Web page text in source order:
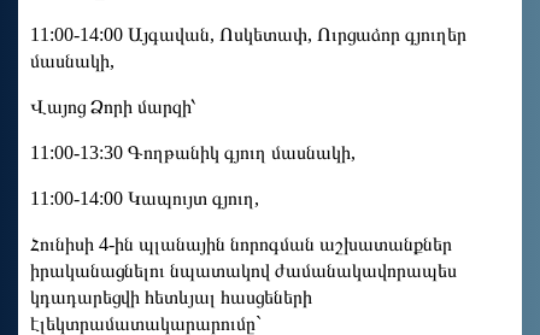
11:00-14:00 Այգավան, Ոսկետափ, Ուրցաձոր գյուղեր
մասնակի,
Վայոց Ձորի մարզի՝
11:00-13:30 Գողթանիկ գյուղ մասնակի,
11:00-14:00 Կապույտ գյուղ,
Հունիսի 4-ին պլանային նորոգման աշխատանքներ
իրականացնելու նպատակով ժամանակավորապես
կդադարեցվի հետևյալ հասցեների
էլեկտրամատակարարումը`